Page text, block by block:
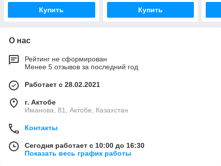
Купить Купить
О нас
Рейтинг не сформирован
Менее 5 отзывов за последний год
Работает с 28.02.2021
г. Актобе
Иманова, 81, Актобе, Казахстан
Контакты
Сегодня работает с 10:00 до 16:30
Показать весь график работы